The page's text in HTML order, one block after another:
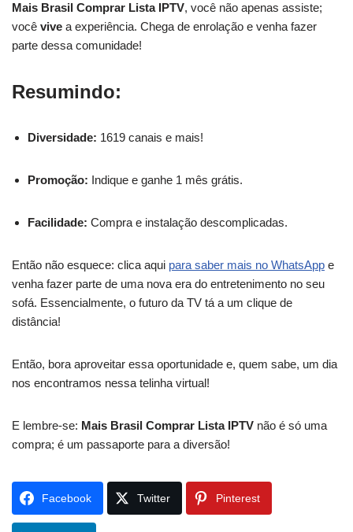
Mais Brasil Comprar Lista IPTV, você não apenas assiste;
você vive a experiência. Chega de enrolação e venha fazer
parte dessa comunidade!
Resumindo:
Diversidade: 1619 canais e mais!
Promoção: Indique e ganhe 1 mês grátis.
Facilidade: Compra e instalação descomplicadas.
Então não esquece: clica aqui para saber mais no WhatsApp e
venha fazer parte de uma nova era do entretenimento no seu
sofá. Essencialmente, o futuro da TV tá a um clique de
distância!
Então, bora aproveitar essa oportunidade e, quem sabe, um dia
nos encontramos nessa telinha virtual!
E lembre-se: Mais Brasil Comprar Lista IPTV não é só uma
compra; é um passaporte para a diversão!
Facebook Twitter Pinterest